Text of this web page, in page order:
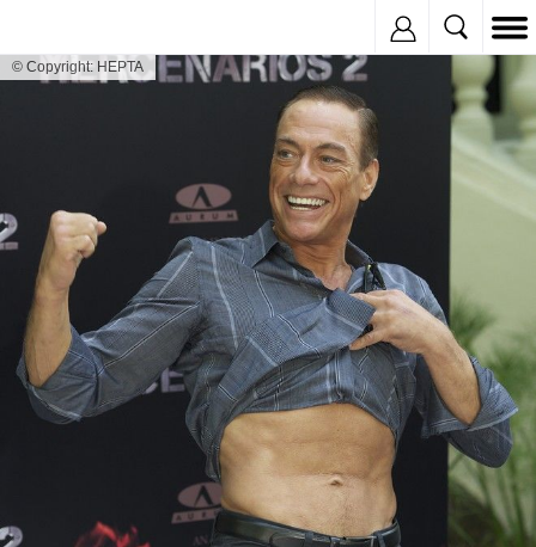
© Copyright: HEPTA